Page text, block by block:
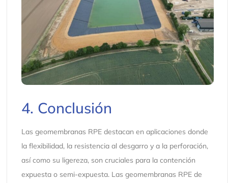
4. Conclusión
Las geomembranas RPE destacan en aplicaciones donde
la flexibilidad, la resistencia al desgarro y a la perforación,
así como su ligereza, son cruciales para la contención
expuesta o semi-expuesta. Las geomembranas RPE de